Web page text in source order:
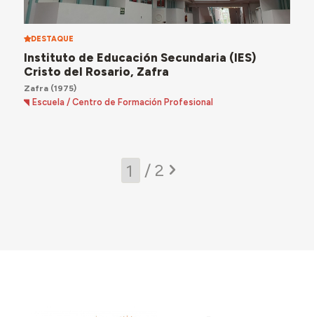
DESTAQUE
Instituto de Educación Secundaria (IES)
Cristo del Rosario, Zafra
Zafra(1975)
Escuela / Centro de Formación Profesional
/ 2